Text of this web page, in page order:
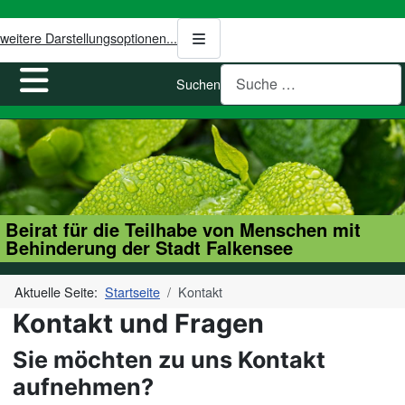
weitere Darstellungsoptionen...
Suchen
Beirat für die Teilhabe von Menschen mit
Behinderung der Stadt Falkensee
Aktuelle Seite: Startseite Kontakt
Kontakt und Fragen
Sie möchten zu uns Kontakt
aufnehmen?